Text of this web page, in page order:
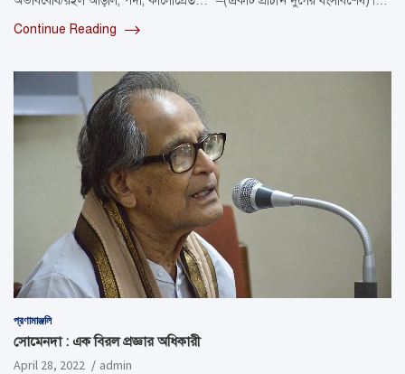
Continue Reading
প্রণামাঞ্জলি
সোমেনদা : এক বিরল প্রজ্ঞার অধিকারী
April 28, 2022
admin